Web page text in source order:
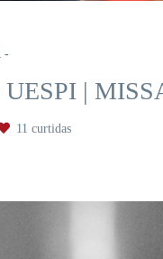
|
11 curtidas